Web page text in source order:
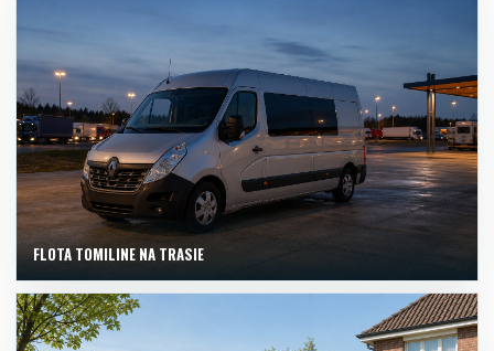
FLOTA TOMILINE NA TRASIE